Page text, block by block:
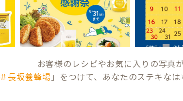
お客様のレシピやお気に入りの写真
＃長坂養蜂場 」をつけて、あなたのステキな